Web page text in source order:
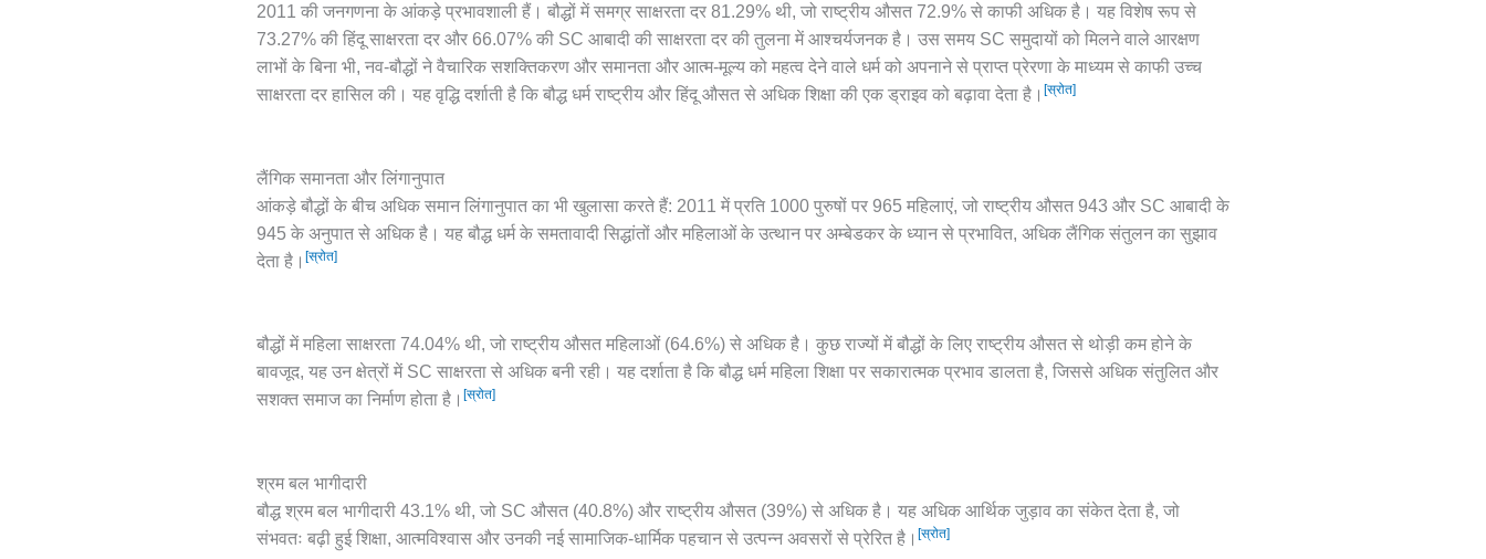
2011 की जनगणना के आंकड़े प्रभावशाली हैं। बौद्धों में समग्र साक्षरता दर 81.29% थी, जो राष्ट्रीय औसत 72.9% से काफी अधिक है। यह विशेष रूप से
73.27% की हिंदू साक्षरता दर और 66.07% की SC आबादी की साक्षरता दर की तुलना में आश्चर्यजनक है। उस समय SC समुदायों को मिलने वाले आरक्षण
लाभों के बिना भी, नव-बौद्धों ने वैचारिक सशक्तिकरण और समानता और आत्म-मूल्य को महत्व देने वाले धर्म को अपनाने से प्राप्त प्रेरणा के माध्यम से काफी उच्च
साक्षरता दर हासिल की। यह वृद्धि दर्शाती है कि बौद्ध धर्म राष्ट्रीय और हिंदू औसत से अधिक शिक्षा की एक ड्राइव को बढ़ावा देता है। [स्रोत]
लैंगिक समानता और लिंगानुपात
आंकड़े बौद्धों के बीच अधिक समान लिंगानुपात का भी खुलासा करते हैं: 2011 में प्रति 1000 पुरुषों पर 965 महिलाएं, जो राष्ट्रीय औसत 943 और SC आबादी के
945 के अनुपात से अधिक है। यह बौद्ध धर्म के समतावादी सिद्धांतों और महिलाओं के उत्थान पर अम्बेडकर के ध्यान से प्रभावित, अधिक लैंगिक संतुलन का सुझाव
देता है। [स्रोत]
बौद्धों में महिला साक्षरता 74.04% थी, जो राष्ट्रीय औसत महिलाओं (64.6%) से अधिक है। कुछ राज्यों में बौद्धों के लिए राष्ट्रीय औसत से थोड़ी कम होने के
बावजूद, यह उन क्षेत्रों में SC साक्षरता से अधिक बनी रही। यह दर्शाता है कि बौद्ध धर्म महिला शिक्षा पर सकारात्मक प्रभाव डालता है, जिससे अधिक संतुलित और
सशक्त समाज का निर्माण होता है। [स्रोत]
श्रम बल भागीदारी
बौद्ध श्रम बल भागीदारी 43.1% थी, जो SC औसत (40.8%) और राष्ट्रीय औसत (39%) से अधिक है। यह अधिक आर्थिक जुड़ाव का संकेत देता है, जो
संभवतः बढ़ी हुई शिक्षा, आत्मविश्वास और उनकी नई सामाजिक-धार्मिक पहचान से उत्पन्न अवसरों से प्रेरित है। [स्रोत]